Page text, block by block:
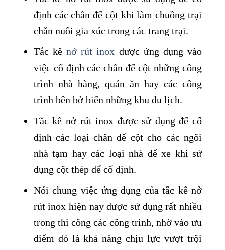
định các chân đế cột khi làm chuồng trại
chăn nuôi gia xúc trong các trang trại.
Tắc kênở rút inox được ứng dụng vào
việc cố định các chân đế cột những công
trình nhà hàng, quán ăn hay các công
trình bên bở biển những khu du lịch.
Tắc kê nở rút inox được sử dụng để cố
định các loại chân đế cột cho các ngôi
nhà tạm hay các loại nhà để xe khi sử
dụng cột thép để cố định.
Nói chung việc ứng dụng của tắc kê nở
rút inox hiện nay được sử dụng rất nhiều
trong thi công các công trình, nhờ vào ưu
điểm đó là khả năng chịu lực vượt trội